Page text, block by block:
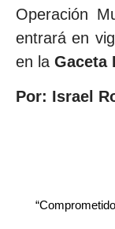
Operación
entrará en
en la Gaceta
Por: Israel